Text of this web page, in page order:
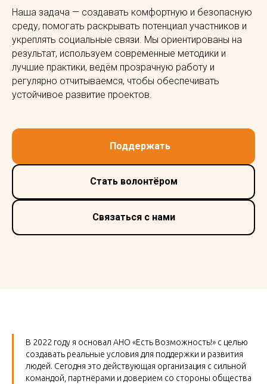
Наша задача — создавать комфортную и безопасную
среду, помогать раскрывать потенциал участников и
укреплять социальные связи. Мы ориентированы на
результат, используем современные методики и
лучшие практики, ведём прозрачную работу и
регулярно отчитываемся, чтобы обеспечивать
устойчивое развитие проектов.
Поддержать
Стать волонтёром
Связаться с нами
В 2022 году я основал АНО «Есть Возможность!» с целью
создавать реальные условия для поддержки и развития
людей. Сегодня это действующая организация с сильной
командой, партнёрами и доверием со стороны общества